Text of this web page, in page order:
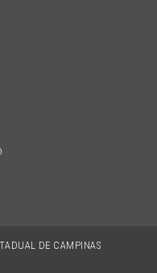
DE CAMPINAS